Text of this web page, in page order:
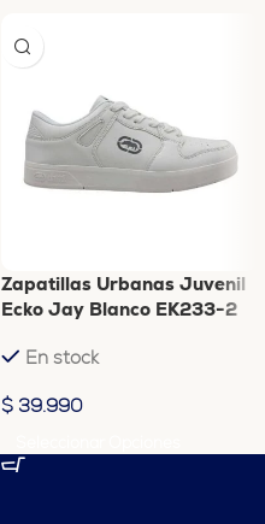
Zapatillas Urbanas Juvenil
Ecko Jay Blanco EK233-2
En stock
$ 39.990